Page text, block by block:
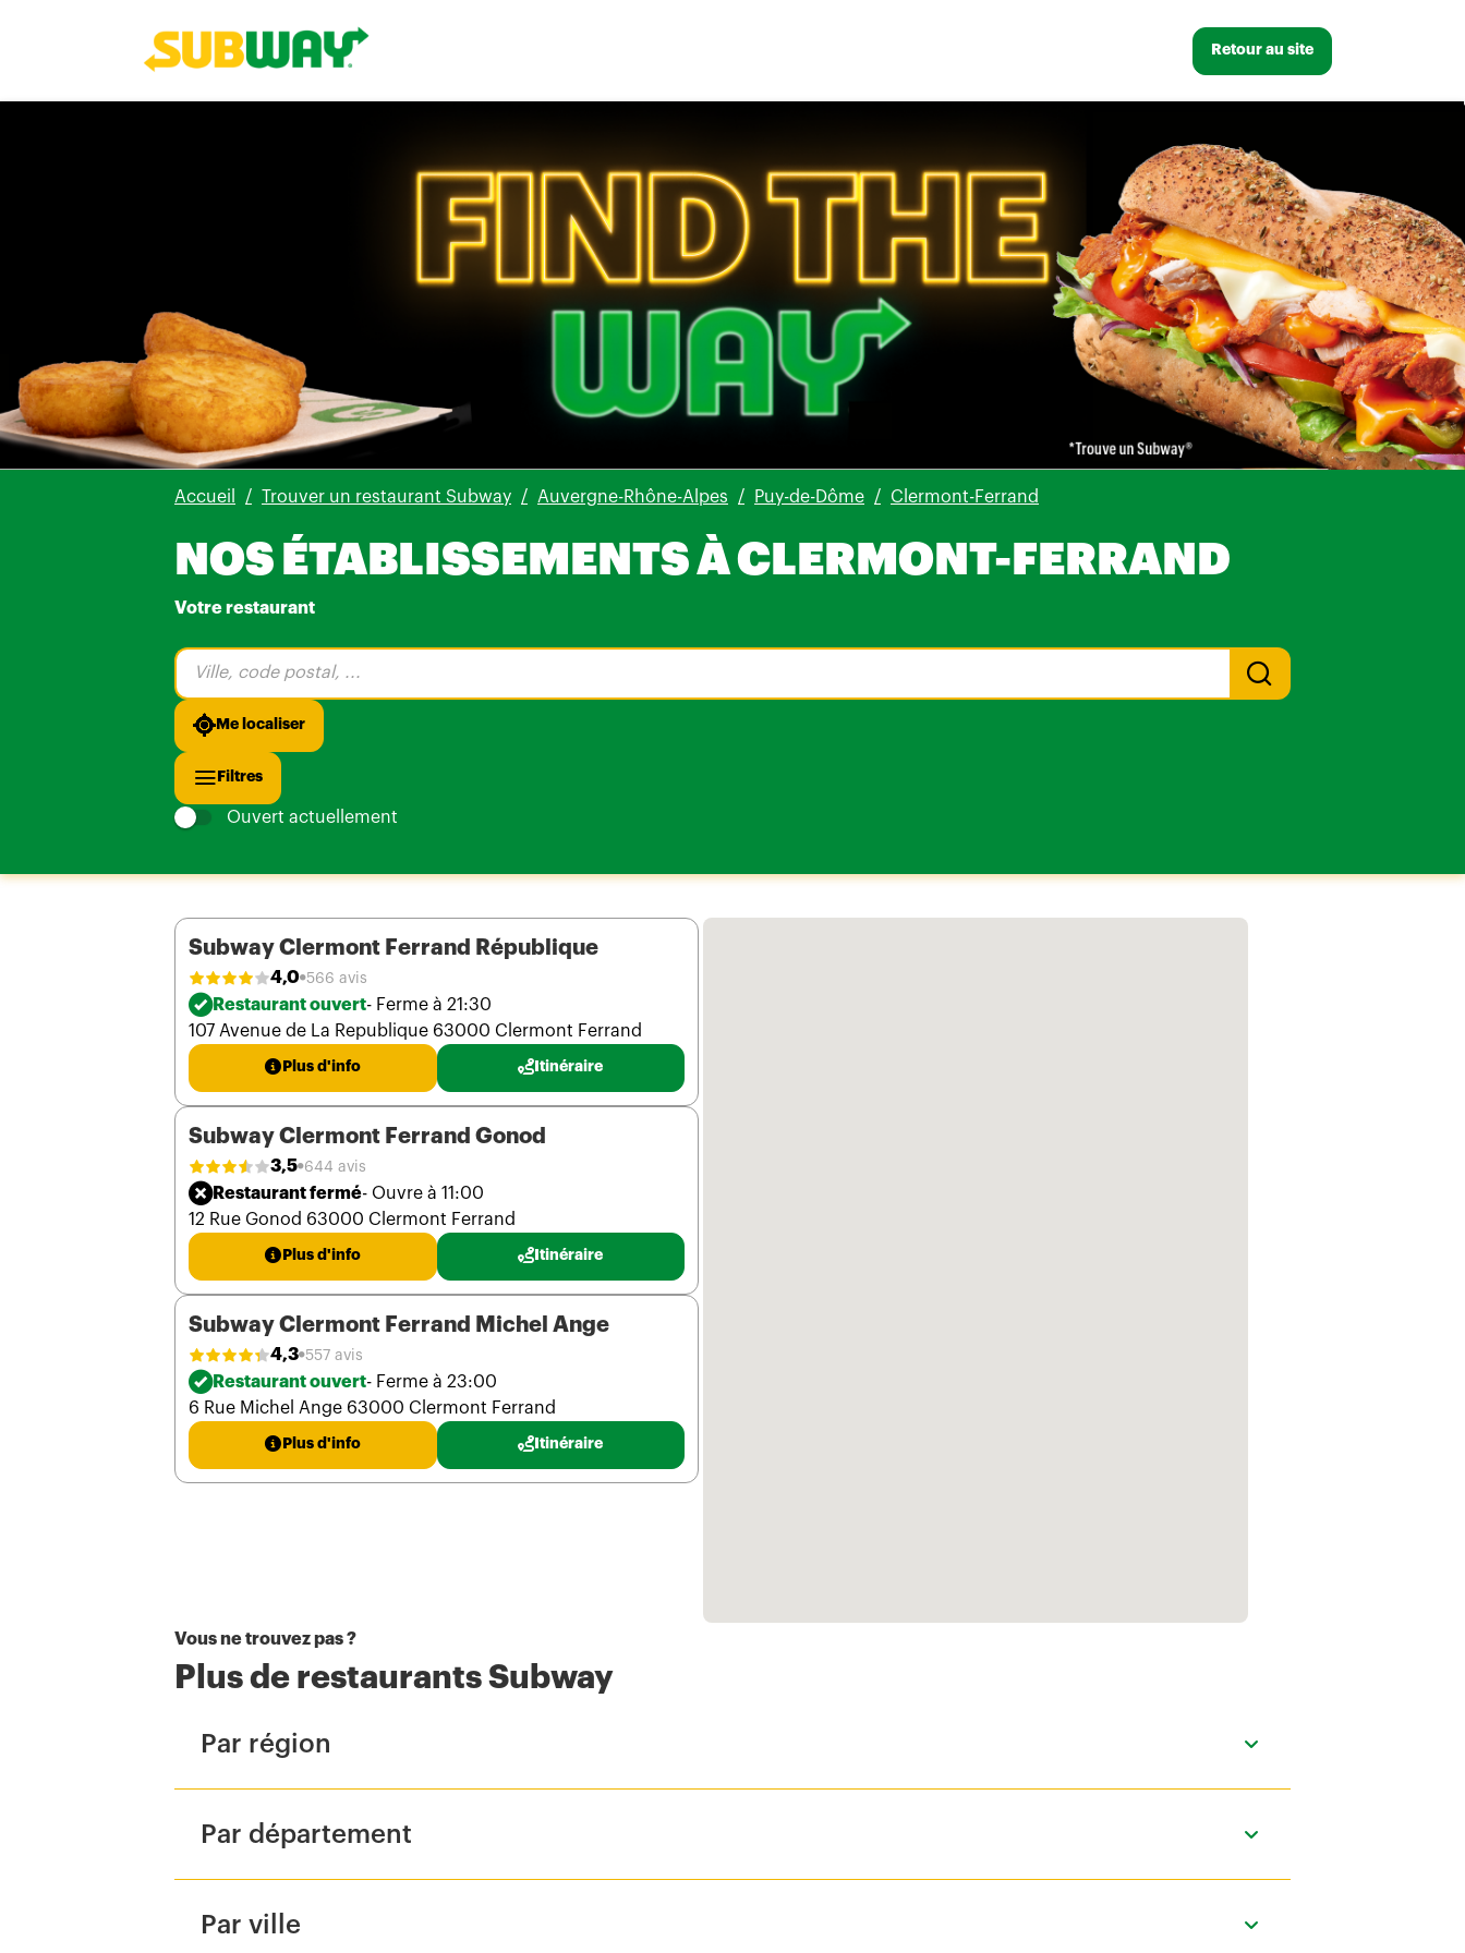
Retour au site
Accueil Trouver un restaurant Subway Auvergne-Rhône-Alpes Puy-de-Dôme Clermont-Ferrand
NOS ÉTABLISSEMENTS À CLERMONT-FERRAND
Votre restaurant
Veuillez
renseigner
une
adresse
Me localiser
Filtres
Ouvert actuellement
Subway Clermont Ferrand République
4,0 566 avis
Restaurant ouvert- Ferme à 21:30
107 Avenue de La Republique 63000 Clermont Ferrand
Plus d'info Itinéraire
Subway Clermont Ferrand Gonod
3,5 644 avis
Restaurant fermé- Ouvre à 11:00
12 Rue Gonod 63000 Clermont Ferrand
Plus d'info Itinéraire
Subway Clermont Ferrand Michel Ange
4,3 557 avis
Restaurant ouvert- Ferme à 23:00
6 Rue Michel Ange 63000 Clermont Ferrand
Plus d'info Itinéraire
Vous ne trouvez pas ?
Plus de restaurants Subway
Par région
Par département
Par ville